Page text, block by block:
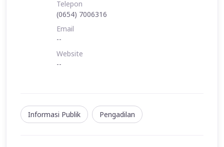
Telepon
(0654) 7006316
Email
--
Website
--
Informasi Publik Pengadilan